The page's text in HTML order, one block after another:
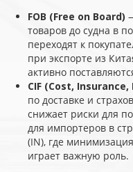
FOB (Free on Board)
товаров до судна в
переходят к
при экспорте из
активно
CIF (Cost,
по доставке и
снижает риски для
для импортеров в
(IN), где
играет важную роль.